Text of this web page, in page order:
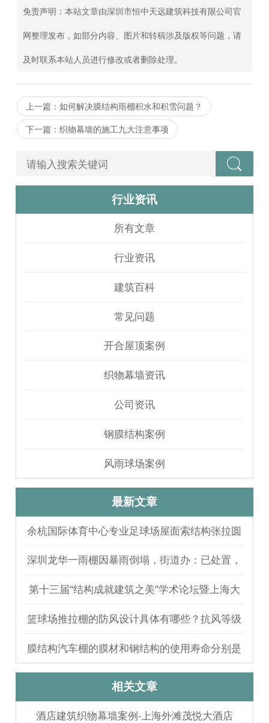
免责声明：本站文章由深圳市恒中天远建筑科技有限公司官
网整理发布，如部分内容、图片和转稿涉及版权等问题，请
及时联系本站人员进行修改或者删除处理。
上一篇：如何解决膜结构雨棚积水和积雪问题？
下一篇：织物幕墙的施工九大注意事项
行业资讯
所有文章
行业资讯
建筑百科
常见问题
开合屋顶案例
织物幕墙资讯
公司资讯
钢膜结构案例
风雨球场案例
最新文章
余杭国际体育中心专业足球场屋面索结构张拉圆
满完成
深圳龙华一雨棚因暴雨倒塌，街道办：已处置，
无人员伤亡
第十三届“结构成就建筑之美”学术论坛暨上海大
歌剧院观摩
篮球场推拉棚的防风设计具体有哪些？抗风等级
如何测试验证？
膜结构汽车棚的膜材和钢结构的使用寿命分别是
多久？
相关文章
酒店建筑织物幕墙案例-上海外滩茂悦大酒店